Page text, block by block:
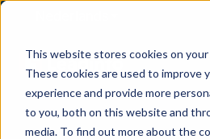
This website stores cookies on
These cookies are used to improve
experience and provide more
to you, both on this website and
media. To find out more about the